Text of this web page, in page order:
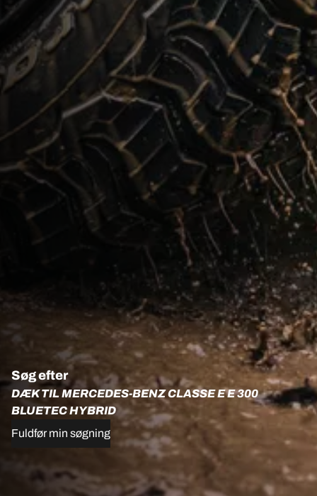
Søg efter
DÆK TIL MERCEDES-BENZ CLASSE E E 300
BLUETEC HYBRID
Fuldfør min søgning